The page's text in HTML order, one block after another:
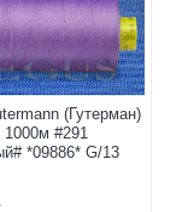
(Гутерман)
1000м #291
*09886* G/13